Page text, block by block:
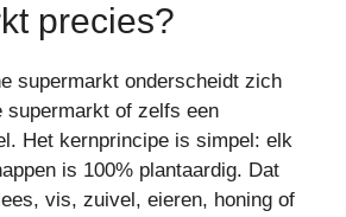
precies?
supermarkt onderscheidt zich
supermarkt of zelfs een
Het kernprincipe is simpel: elk
is 100% plantaardig. Dat
vis, zuivel, eieren, honing of